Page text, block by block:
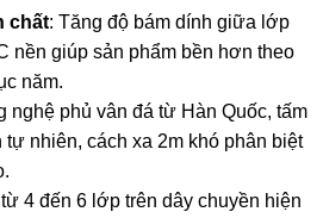
chất: Tăng độ bám dính giữa lớp
nền giúp sản phẩm bền hơn theo
năm.
nghệ phủ vân đá từ Hàn Quốc, tấm
tự nhiên, cách xa 2m khó phân biệt
4 đến 6 lớp trên dây chuyền hiện